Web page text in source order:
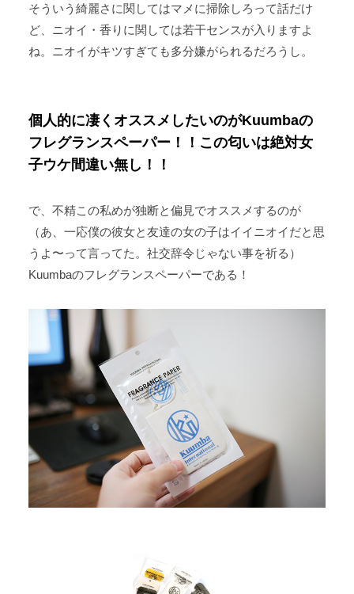
そういう綺麗さに関してはマメに掃除しろって話だけ
ど、ニオイ・香りに関しては若干センスが入りますよ
ね。ニオイがキツすぎても多分嫌がられるだろうし。
個人的に凄くオススメしたいのがKuumbaの
フレグランスペーパー！！この匂いは絶対女
子ウケ間違い無し！！
で、不精この私めが独断と偏見でオススメするのが
（あ、一応僕の彼女と友達の女の子はイイニオイだと思
うよ〜って言ってた。社交辞令じゃない事を祈る）
Kuumbaのフレグランスペーパーである！